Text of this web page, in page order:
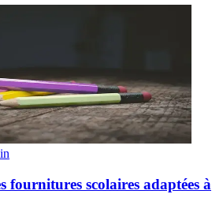
fournitures scolaires adaptées à